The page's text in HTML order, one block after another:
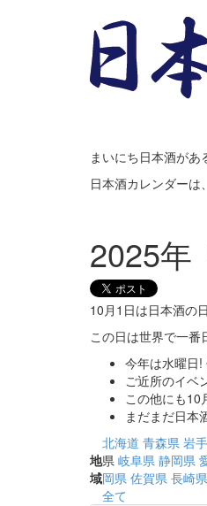
まいにち日本酒があ
日本酒カレンダー
2025年
10月1日は日本酒の日
この日は世界で一番
今年は水曜日!
ご近所のイベ
この他にも10
まだまだ日本
地
域
北海道 青森県 岩
県 岐阜県 静岡県
岡県 佐賀県 長崎県
全て